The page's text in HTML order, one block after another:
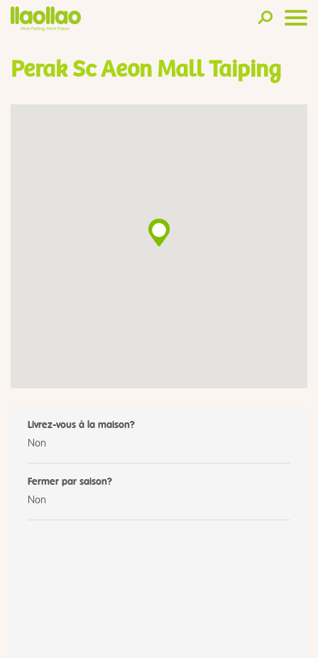
Perak Sc Aeon Mall Taiping
Livrez-vous à la maison?
Non
Fermer par saison?
Non